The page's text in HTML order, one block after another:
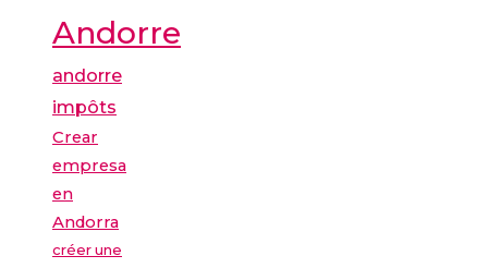
Andorre
andorre
impôts
Crear
empresa
en
Andorra
créer une